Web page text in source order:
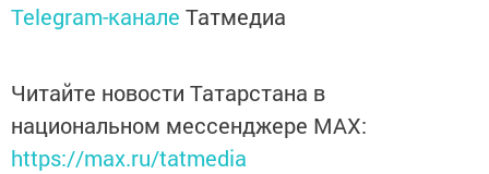
Telegram-канале Татмедиа
Читайте новости Татарстана в
национальном мессенджере MАХ:
https://max.ru/tatmedia